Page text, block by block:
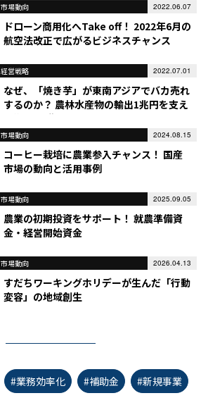
市場動向 2022.06.07
ドローン商用化へTake off！ 2022年6月の
航空法改正で広がるビジネスチャンス
経営戦略 2022.07.01
なぜ、「焼き芋」が東南アジアでバカ売れ
するのか？ 農林水産物の輸出1兆円を支え
る“売り方”の新発想
市場動向 2024.08.15
コーヒー栽培に農業参入チャンス！ 国産
市場の動向と活用事例
市場動向 2025.09.05
農業の初期投資をサポート！ 就農準備資
金・経営開始資金
市場動向 2026.04.13
すだちワーキングホリデーが生んだ「行動
変容」の地域創生
#業務効率化 #補助金 #新規事業